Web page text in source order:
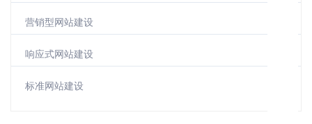
营销型网站建设
响应式网站建设
标准网站建设